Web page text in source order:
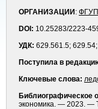
ОРГАНИЗАЦИИ : ФГУП
DOI: 10.25283/2223-
УДК: 629.561.5;
Поступила в
Ключевые слова:
Библиографическое
экономика. — 2023. —